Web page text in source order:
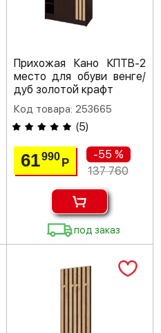
Прихожая Кано КПТВ-2
место для обуви венге/
дуб золотой крафт
Код товара: 253665
(5)
61990 Р
-55 %
137 760
под заказ